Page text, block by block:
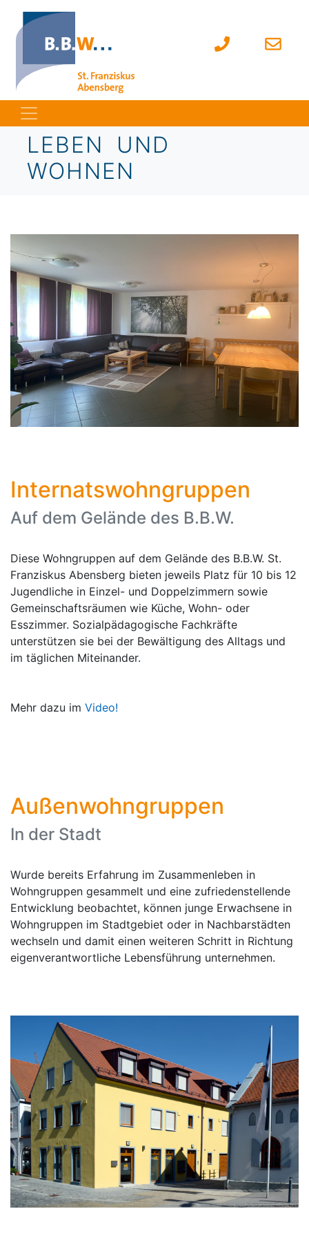
LEBEN UND
WOHNEN
Internatswohngruppen
Auf dem Gelände des B.B.W.
Diese Wohngruppen auf dem Gelände des B.B.W. St.
Franziskus Abensberg bieten jeweils Platz für 10 bis 12
Jugendliche in Einzel- und Doppelzimmern sowie
Gemeinschaftsräumen wie Küche, Wohn- oder
Esszimmer. Sozialpädagogische Fachkräfte
unterstützen sie bei der Bewältigung des Alltags und
im täglichen Miteinander.
Mehr dazu im Video!
Außenwohngruppen
In der Stadt
Wurde bereits Erfahrung im Zusammenleben in
Wohngruppen gesammelt und eine zufriedenstellende
Entwicklung beobachtet, können junge Erwachsene in
Wohngruppen im Stadtgebiet oder in Nachbarstädten
wechseln und damit einen weiteren Schritt in Richtung
eigenverantwortliche Lebensführung unternehmen.